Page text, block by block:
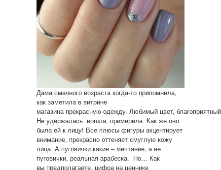
Дама смачного возраста когда-то припомнила,
как заметила в витрине
магазина прекрасную одежду. Любимый цвет,
Не удержалась: вошла, примерила. Как же оно
была ей к лицу! Все плюсы фигуры акцентирует
внимание, прекрасно оттеняет смуглую кожу
лица. А пуговички какие – мечтание, а не
пуговички, реальная арабеска. Но… Как
вы предполагаете, цифра на ценнике